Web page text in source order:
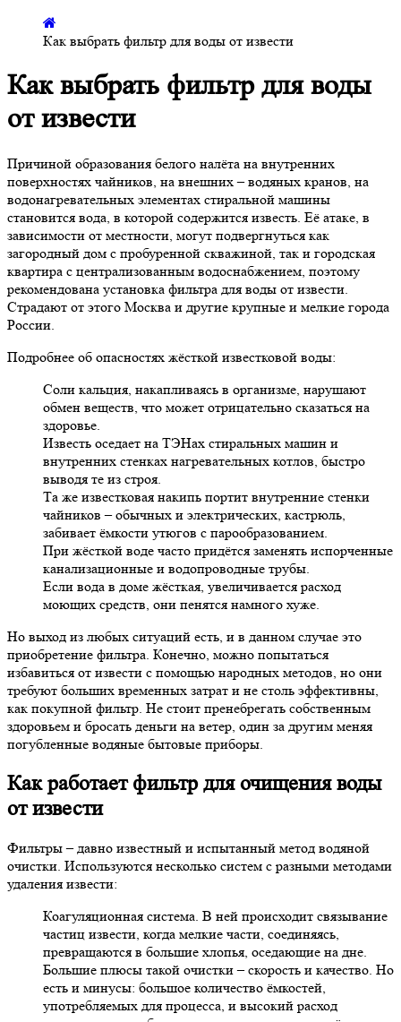
Как выбрать фильтр для воды от извести
Как выбрать фильтр для воды
от извести
Причиной образования белого налёта на внутренних
поверхностях чайников, на внешних – водяных кранов, на
водонагревательных элементах стиральной машины
становится вода, в которой содержится известь. Её атаке, в
зависимости от местности, могут подвергнуться как
загородный дом с пробуренной скважиной, так и городская
квартира с централизованным водоснабжением, поэтому
рекомендована установка фильтра для воды от извести.
Страдают от этого Москва и другие крупные и мелкие города
России.
Подробнее об опасностях жёсткой известковой воды:
Соли кальция, накапливаясь в организме, нарушают
обмен веществ, что может отрицательно сказаться на
здоровье.
Известь оседает на ТЭНах стиральных машин и
внутренних стенках нагревательных котлов, быстро
выводя те из строя.
Та же известковая накипь портит внутренние стенки
чайников – обычных и электрических, кастрюль,
забивает ёмкости утюгов с парообразованием.
При жёсткой воде часто придётся заменять испорченные
канализационные и водопроводные трубы.
Если вода в доме жёсткая, увеличивается расход
моющих средств, они пенятся намного хуже.
Но выход из любых ситуаций есть, и в данном случае это
приобретение фильтра. Конечно, можно попытаться
избавиться от извести с помощью народных методов, но они
требуют больших временных затрат и не столь эффективны,
как покупной фильтр. Не стоит пренебрегать собственным
здоровьем и бросать деньги на ветер, один за другим меняя
погубленные водяные бытовые приборы.
Как работает фильтр для очищения воды
от извести
Фильтры – давно известный и испытанный метод водяной
очистки. Используются несколько систем с разными методами
удаления извести:
Коагуляционная система. В ней происходит связывание
частиц извести, когда мелкие части, соединяясь,
превращаются в большие хлопья, оседающие на дне.
Большие плюсы такой очистки – скорость и качество. Но
есть и минусы: большое количество ёмкостей,
употребляемых для процесса, и высокий расход